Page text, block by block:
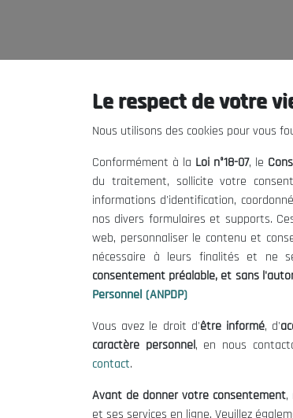
Le CNESE
Le président
Organisation
Publications
Le respect de votre
Nous utilisons des cookies pour vous
Conformément à la Loi n°18-07, le
du traitement, sollicite votre
informations d'identification,
nos divers formulaires et supports.
web, personnaliser le contenu et
nécessaire à leurs finalités et ne
consentement préalable, et sans
Personnel (ANPDP)
Vous avez le droit d'être informé, d'
caractère personnel, en nous
contact.
Avant de donner votre consentement,
et ses services en ligne. Veuillez